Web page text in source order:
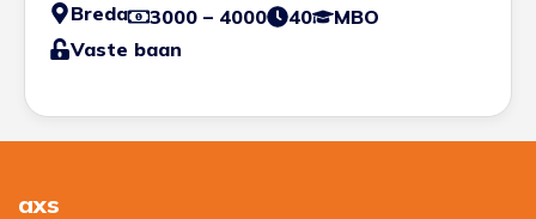
Breda 3000 – 4000 40
MBO
Vaste baan
axs